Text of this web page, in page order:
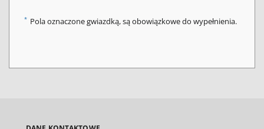
* Pola oznaczone gwiazdką, są obowiązkowe do wypełnienia.